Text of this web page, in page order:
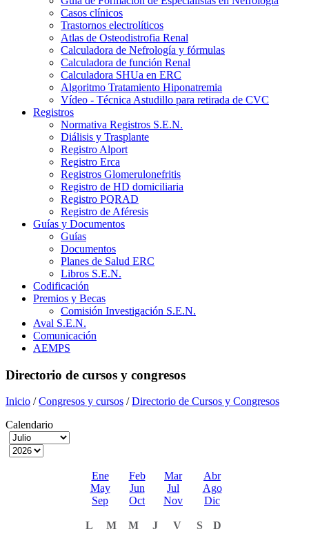
Casos clínicos
Trastornos electrolíticos
Atlas de Osteodistrofia Renal
Calculadora de Nefrología y fórmulas
Calculadora de función Renal
Calculadora SHUa en ERC
Algoritmo Tratamiento Hiponatremia
Vídeo - Técnica Astudillo para retirada de CVC
Registros
Normativa Registros S.E.N.
Diálisis y Trasplante
Registro Alport
Registro Erca
Registros Glomerulonefritis
Registro de HD domiciliaria
Registro PQRAD
Registro de Aféresis
Guías y Documentos
Guías
Documentos
Planes de Salud ERC
Libros S.E.N.
Codificación
Premios y Becas
Comisión Investigación S.E.N.
Aval S.E.N.
Comunicación
AEMPS
Directorio de cursos y congresos
Inicio /Congresos y cursos /Directorio de Cursos y Congresos
Calendario
Ene Feb Mar
Abr
May
Jun Jul
Ago
Sep
Oct Nov Dic
L M M J V S
D